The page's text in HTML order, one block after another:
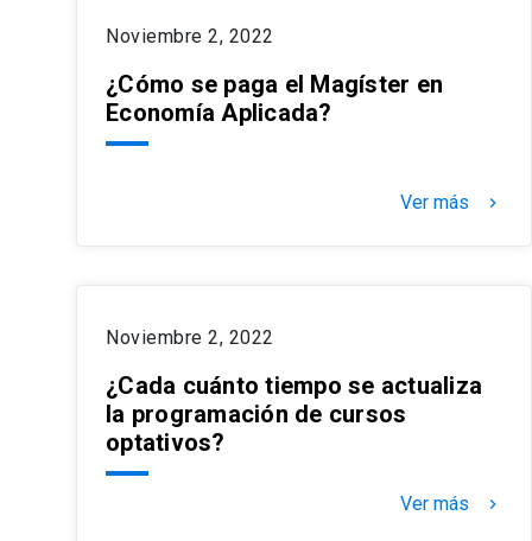
Noviembre 2, 2022
¿Cómo se paga el Magíster en
Economía Aplicada?
Ver más keyboard_arrow_right
Noviembre 2, 2022
¿Cada cuánto tiempo se actualiza
la programación de cursos
optativos?
Ver más keyboard_arrow_right